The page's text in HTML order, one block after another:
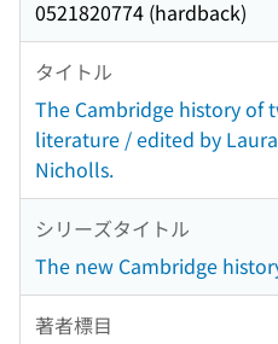
0521820774 (hardback)
タイトル
The Cambridge history of
literature / edited by
Nicholls.
シリーズタイトル
The new Cambridge
著者標目